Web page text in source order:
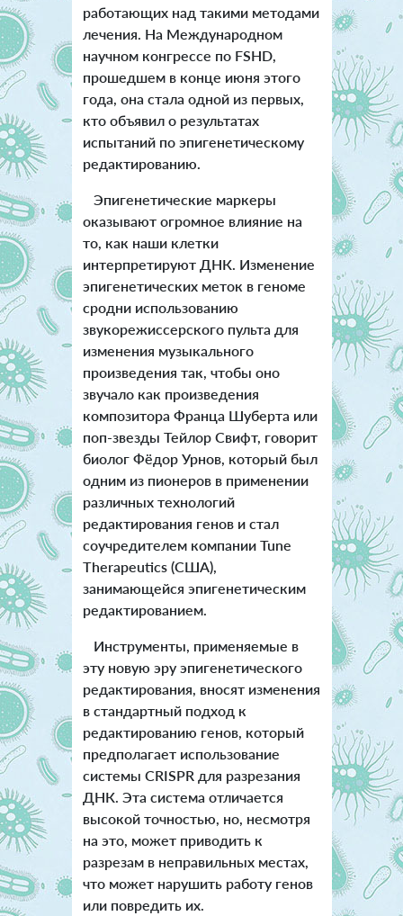
работающих над такими методами
лечения. На Международном
научном конгрессе по FSHD,
прошедшем в конце июня этого
года, она стала одной из первых,
кто объявил о результатах
испытаний по эпигенетическому
редактированию.
Эпигенетические маркеры
оказывают огромное влияние на
то, как наши клетки
интерпретируют ДНК. Изменение
эпигенетических меток в геноме
сродни использованию
звукорежиссерского пульта для
изменения музыкального
произведения так, чтобы оно
звучало как произведения
композитора Франца Шуберта или
поп-звезды Тейлор Свифт, говорит
биолог Фёдор Урнов, который был
одним из пионеров в применении
различных технологий
редактирования генов и стал
соучредителем компании Tune
Therapeutics (США),
занимающейся эпигенетическим
редактированием.
Инструменты, применяемые в
эту новую эру эпигенетического
редактирования, вносят изменения
в стандартный подход к
редактированию генов, который
предполагает использование
системы CRISPR для разрезания
ДНК. Эта система отличается
высокой точностью, но, несмотря
на это, может приводить к
разрезам в неправильных местах,
что может нарушить работу генов
или повредить их.